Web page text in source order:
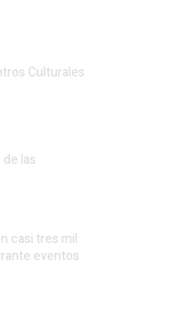
Culturales
las
casi tres mil
eventos